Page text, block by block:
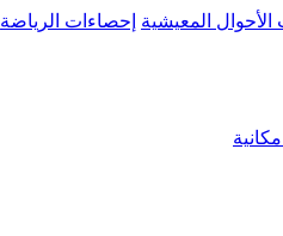
الأحوال المعيشية إحصاءات الرياضة